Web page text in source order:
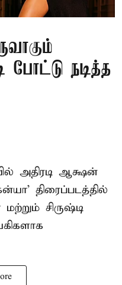
நடித்த
அதிரடி ஆக்ஷன்
திரைப்படத்தில்
சிருஷ்டி